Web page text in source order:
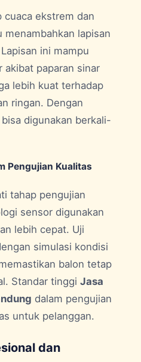
cuaca ekstrem dan
lapisan
ini mampu
akibat paparan sinar
lebih kuat terhadap
ringan. Dengan
digunakan berkali-
Pengujian Kualitas
tahap pengujian
sensor digunakan
lebih cepat. Uji
simulasi kondisi
balon tetap
Standar tinggi Jasa
dalam pengujian
untuk pelanggan.
dan